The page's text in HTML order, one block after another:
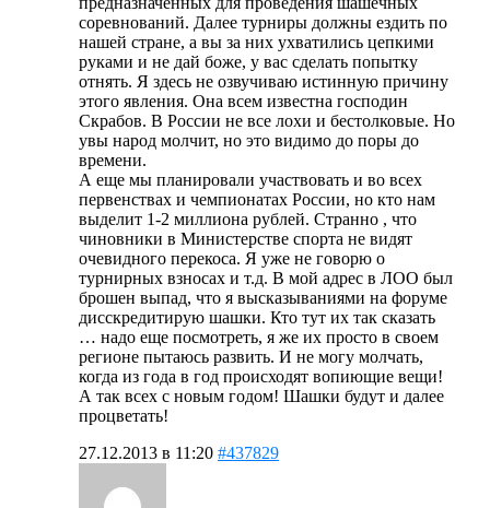
соревнований. Далее турниры должны ездить по
нашей стране, а вы за них ухватились цепкими
руками и не дай боже, у вас сделать попытку
отнять. Я здесь не озвучиваю истинную причину
этого явления. Она всем известна господин
Скрабов. В России не все лохи и бестолковые. Но
увы народ молчит, но это видимо до поры до
времени.
А еще мы планировали участвовать и во всех
первенствах и чемпионатах России, но кто нам
выделит 1-2 миллиона рублей. Странно , что
чиновники в Министерстве спорта не видят
очевидного перекоса. Я уже не говорю о
турнирных взносах и т.д. В мой адрес в ЛОО был
брошен выпад, что я высказываниями на форуме
дисскредитирую шашки. Кто тут их так сказать
… надо еще посмотреть, я же их просто в своем
регионе пытаюсь развить. И не могу молчать,
когда из года в год происходят вопиющие вещи!
А так всех с новым годом! Шашки будут и далее
процветать!
27.12.2013 в 11:20 #437829